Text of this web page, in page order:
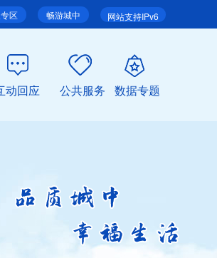
网站支持IPv6
畅游城中
区
动回应 公共服务 数据专题